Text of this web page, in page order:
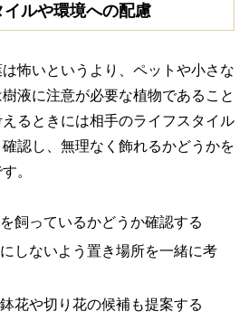
ルや環境への配慮
怖いというより、ペットや小さな
液に注意が必要な植物であること
るときには相手のライフスタイル
認し、無理なく飾れるかどうかを
。
飼っているかどうか確認する
しないよう置き場所を一緒に考
花や切り花の候補も提案する